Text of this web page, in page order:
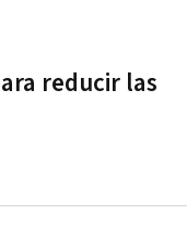
reducir las